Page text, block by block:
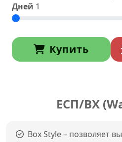
Дней 1
Купить
ЕСП/ВХ
Box Style – позволяет